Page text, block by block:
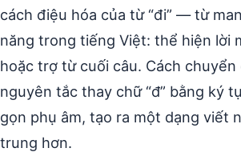
cách điệu hóa của từ “đi” — từ
năng trong tiếng Việt: thể hiện lời
hoặc trợ từ cuối câu. Cách
nguyên tắc thay chữ “đ” bằng ký
gọn phụ âm, tạo ra một dạng viết
trung hơn.